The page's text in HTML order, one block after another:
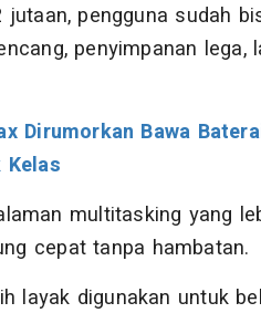
jutaan, pengguna sudah
penyimpanan lega,
Dirumorkan Bawa
multitasking yang
cepat tanpa hambatan.
layak digunakan untuk